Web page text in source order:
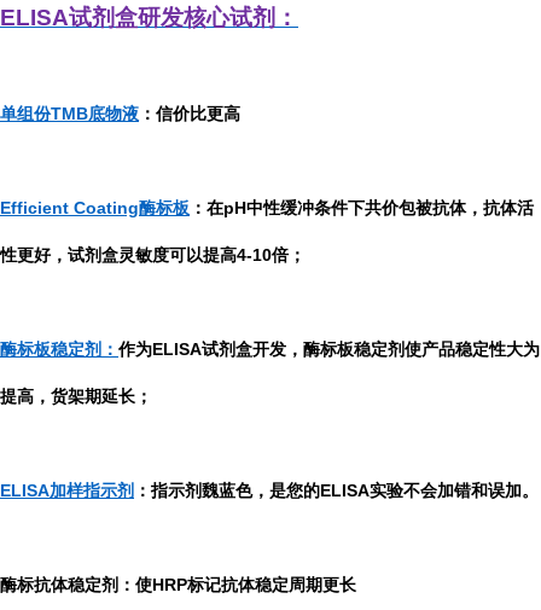
ELISA试剂盒研发核心试剂：
单组份TMB底物液 ：信价比更高
Efficient Coating酶标板 ：在pH中性缓冲条件下共价包被抗体，抗体活
性更好，试剂盒灵敏度可以提高4-10倍；
酶标板稳定剂： 作为ELISA试剂盒开发，酶标板稳定剂使产品稳定性大为
提高，货架期延长；
ELISA加样指示剂 ：指示剂魏蓝色，是您的ELISA实验不会加错和误加。
酶标抗体稳定剂：使HRP标记抗体稳定周期更长